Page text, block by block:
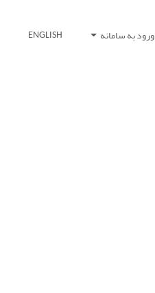
ورود به سامانه ENGLISH